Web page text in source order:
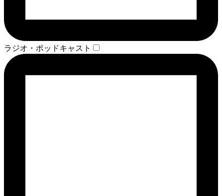
ラジオ・ポッドキャスト